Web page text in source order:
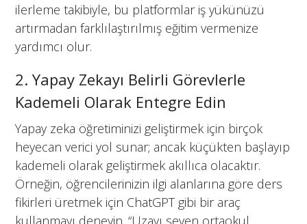
ilerleme takibiyle, bu platformlar iş yükünüzü
artırmadan farklılaştırılmış eğitim vermenize
yardımcı olur.
2. Yapay Zekayı Belirli Görevlerle
Kademeli Olarak Entegre Edin
Yapay zeka öğretiminizi geliştirmek için birçok
heyecan verici yol sunar; ancak küçükten başlayıp
kademeli olarak geliştirmek akıllıca olacaktır.
Örneğin, öğrencilerinizin ilgi alanlarına göre ders
fikirleri üretmek için ChatGPT gibi bir araç
kullanmayı deneyin. “Uzayı seven ortaokul